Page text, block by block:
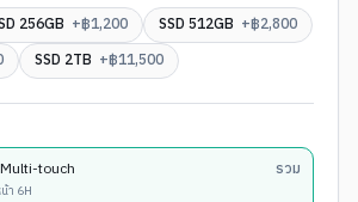
256GB +฿1,200 SSD 512GB +฿2,800
SSD 2TB +฿11,500
touch รวม
า 6H